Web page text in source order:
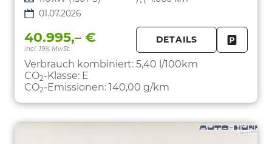
01.07.2026
40.995,– €
incl. 19% MwSt.
DETAILS
Verbrauch kombiniert: 5,40 l/100km
CO2-Klasse: E
CO2-Emissionen: 140,00 g/km